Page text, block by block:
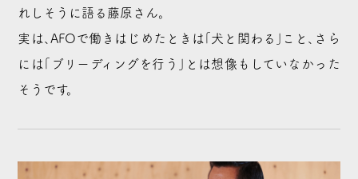
れしそうに語る藤原さん。
実は、AFOで働きはじめたときは「犬と関わる」こと、さら
には「ブリーディングを行う」とは想像もしていなかった
そうです。